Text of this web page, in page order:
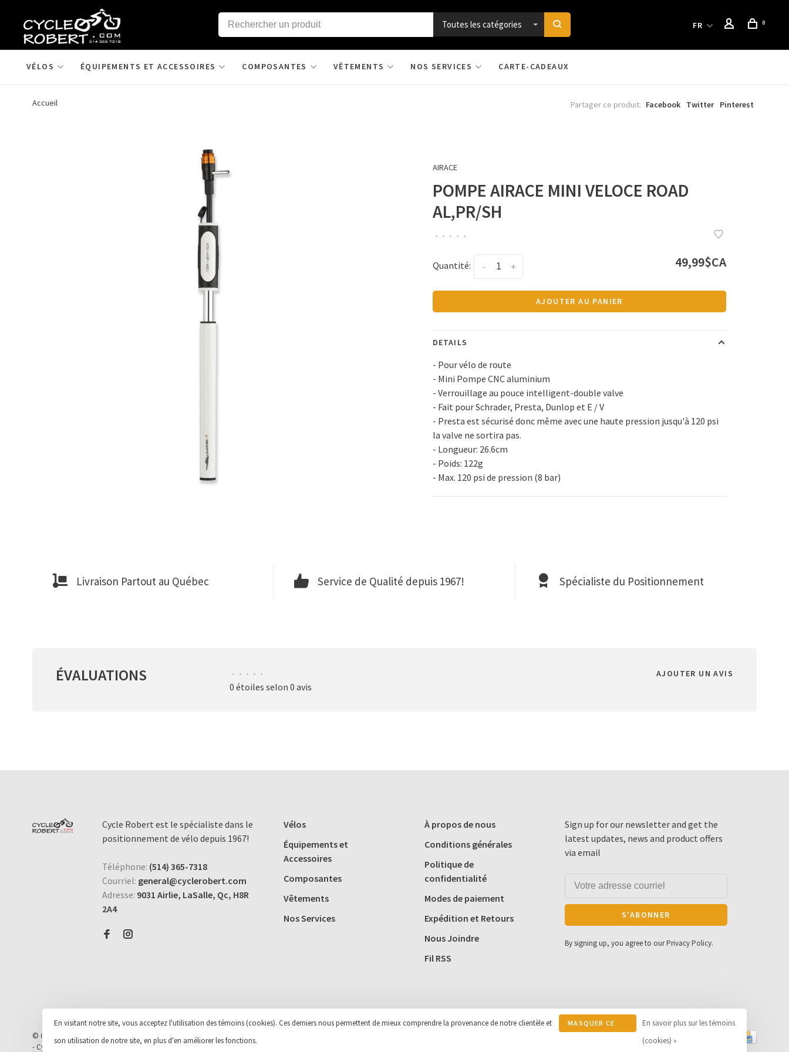
Toutes les catégories FR 0
VÉLOS ÉQUIPEMENTS ET ACCESSOIRES COMPOSANTES VÊTEMENTS NOS SERVICES CARTE-CADEAUX
Accueil Partager ce produit: Facebook Twitter Pinterest
AIRACE
POMPE AIRACE MINI VELOCE ROAD
AL,PR/SH
• • • • •
Quantité: +
- 49,99$CA
AJOUTER AU PANIER
DETAILS
- Pour vélo de route
- Mini Pompe CNC aluminium
- Verrouillage au pouce intelligent-double valve
- Fait pour Schrader, Presta, Dunlop et E / V
- Presta est sécurisé donc même avec une haute pression jusqu'à 120 psi
la valve ne sortira pas.
- Longueur: 26.6cm
- Poids: 122g
- Max. 120 psi de pression (8 bar)
Livraison Partout au Québec Service de Qualité depuis 1967! Spécialiste du Positionnement
ÉVALUATIONS • • • • •
0 étoiles selon 0 avis
AJOUTER UN AVIS
Cycle Robert est le spécialiste dans le
positionnement de vélo depuis 1967!
Téléphone: (514) 365-7318
Courriel: general@cyclerobert.com
Adresse: 9031 Airlie, LaSalle, Qc, H8R
2A4
Vélos
Équipements et
Accessoires
Composantes
Vêtements
Nos Services
À propos de nous
Conditions générales
Politique de
confidentialité
Modes de paiement
Expédition et Retours
Nous Joindre
Fil RSS
Sign up for our newsletter and get the
latest updates, news and product offers
via email
S'ABONNER
By signing up, you agree to our Privacy Policy.
© Copyright 2026 Cycle et Sports Robert Inc. - Powered by Lightspeed
- Cycle Robert out of 163
En visitant notre site, vous acceptez l'utilisation des témoins (cookies). Ces derniers nous permettent de mieux comprendre la provenance de notre clientèle et
son utilisation de notre site, en plus d'en améliorer les fonctions.
MASQUER CE
En savoir plus sur les témoins
(cookies) »